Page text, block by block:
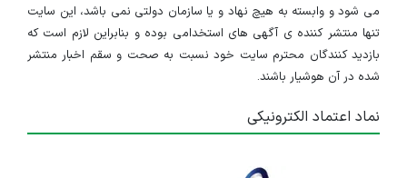
می شود و وابسته به هیچ نهاد و یا سازمان دولتی نمی باشد، این سایت
تنها منتشر کننده ی آگهی های استخدامی بوده و بنابراین لازم است که
بازدید کنندگان محترم سایت خود نسبت به صحت و سقم اخبار منتشر
شده در آن هوشیار باشند.
نماد اعتماد الکترونیکی